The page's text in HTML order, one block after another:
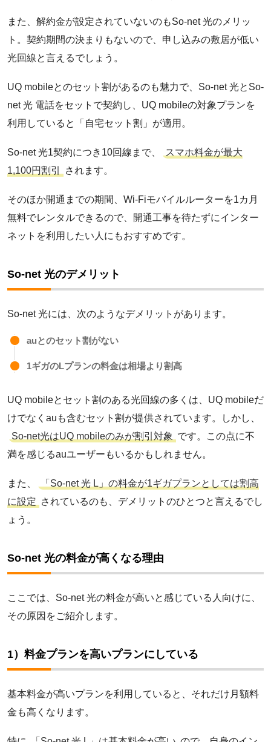
@nifty光
おてがる光
enひかり
フレッツ光
So-net 光
ロゴ（サービス名）
また、解約金が設定されていないのもSo-net 光のメリッ
ト。契約期間の決まりもないので、申し込みの敷居が低い
光回線と言えるでしょう。
UQ mobileとのセット割があるのも魅力で、So-net 光とSo-
net 光 電話をセットで契約し、UQ mobileの対象プランを
利用していると「自宅セット割」が適用。
So-net 光1契約につき10回線まで、
スマホ料金が最大
1,100円割引
されます。
そのほか開通までの期間、Wi-Fiモバイルルーターを1カ月
無料でレンタルできるので、開通工事を待たずにインター
ネットを利用したい人にもおすすめです。
So-net 光のデメリット
So-net 光には、次のようなデメリットがあります。
auとのセット割がない
1ギガのLプランの料金は相場より割高
UQ mobileとセット割のある光回線の多くは、UQ mobileだ
けでなくauも含むセット割が提供されています。しかし、
So-net光はUQ mobileのみが割引対象 です。この点に不
満を感じるauユーザーもいるかもしれません。
また、
「So-net 光 L」の料金が1ギガプランとしては割高
に設定 されているのも、デメリットのひとつと言えるでし
ょう。
So-net 光の料金が高くなる理由
ここでは、So-net 光の料金が高いと感じている人向けに、
その原因をご紹介します。
1）料金プランを高いプランにしている
基本料金が高いプランを利用していると、それだけ月額料
金も高くなります。